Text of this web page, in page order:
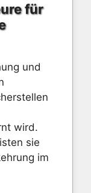
für
und
wird.
sie
im